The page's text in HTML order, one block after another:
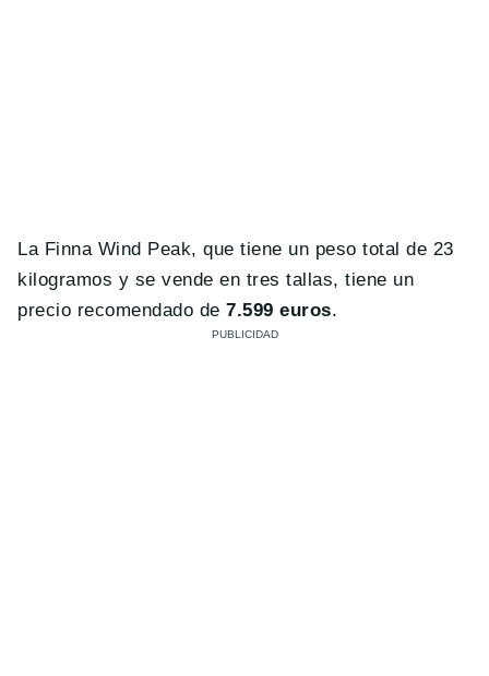
La Finna Wind Peak, que tiene un peso total de 23
kilogramos y se vende en tres tallas, tiene un
precio recomendado de7.599 euros.